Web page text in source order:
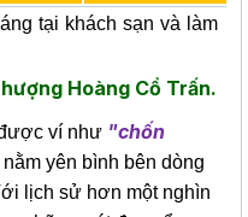
tại khách sạn và làm
Hoàng Cổ Trấn.
ví như "chốn
nằm yên bình bên dòng
lịch sử hơn một nghìn